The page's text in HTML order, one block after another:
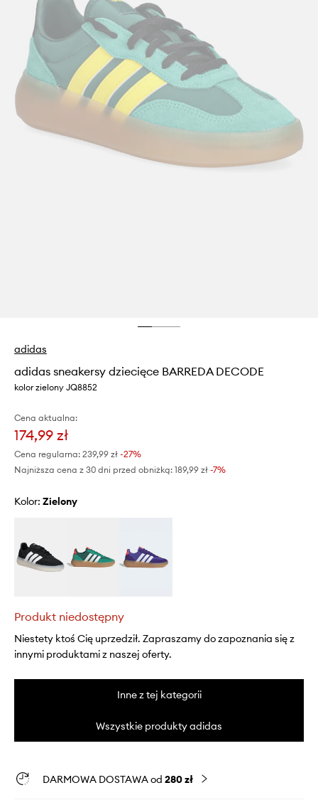
adidas
adidas sneakersy dziecięce BARREDA DECODE
kolor zielony JQ8852
Cena aktualna:
174,99 zł
Cena regularna: 239,99 zł -27%
Najniższa cena z 30 dni przed obniżką: 189,99 zł -7%
Kolor: zielony
Produkt niedostępny
Niestety ktoś Cię uprzedził. Zapraszamy do zapoznania się z
innymi produktami z naszej oferty.
Inne z tej kategorii
Wszystkie produkty adidas
DARMOWA DOSTAWA od 280 zł